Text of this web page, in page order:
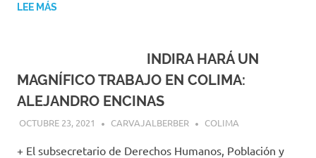
LEE MÁS
INDIRA HARÁ UN
MAGNÍFICO TRABAJO EN COLIMA:
ALEJANDRO ENCINAS
OCTUBRE 23, 2021 CARVAJALBERBER COLIMA
+ El subsecretario de Derechos Humanos, Población y